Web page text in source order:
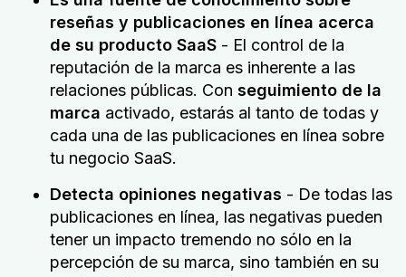
reseñas y publicaciones en línea acerca
de su producto SaaS - El control de la
reputación de la marca es inherente a las
relaciones públicas. Con seguimiento de la
marca activado, estarás al tanto de todas y
cada una de las publicaciones en línea sobre
tu negocio SaaS.
Detecta opiniones negativas - De todas las
publicaciones en línea, las negativas pueden
tener un impacto tremendo no sólo en la
percepción de su marca, sino también en su